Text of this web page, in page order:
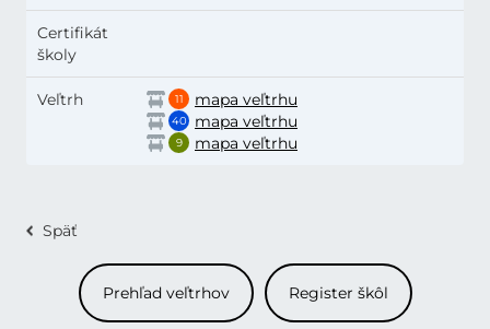
Certifikát
školy
Veľtrh 11 mapa veľtrhu
40 mapa veľtrhu
9 mapa veľtrhu
Späť
Prehľad veľtrhov Register škôl